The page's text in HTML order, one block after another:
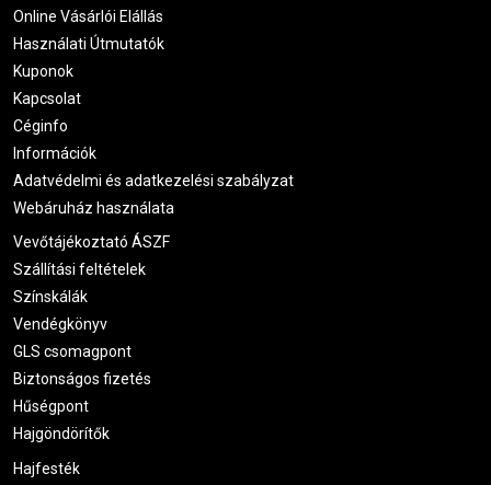
Online Vásárlói Elállás
Használati Útmutatók
Kuponok
Kapcsolat
Céginfo
Információk
Adatvédelmi és adatkezelési szabályzat
Webáruház használata
Vevőtájékoztató ÁSZF
Szállítási feltételek
Színskálák
Vendégkönyv
GLS csomagpont
Biztonságos fizetés
Hűségpont
Hajgöndörítők
Hajfesték